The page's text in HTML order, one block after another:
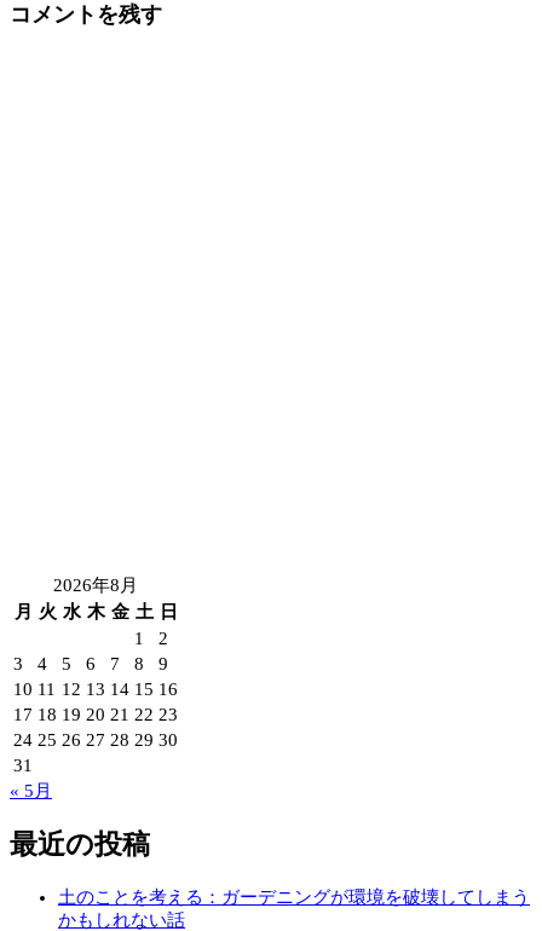
ナ
コメントを残す
2026年8月
月
火 水 木 金 土 日
1
2
3
4 5 6 7 8
9
10 11 12 13 14 15 16
17 18 19 20 21 22 23
24 25 26 27 28 29 30
31
« 5月
最近の投稿
土のことを考える：ガーデニングが環境を破壊してしまう
かもしれない話